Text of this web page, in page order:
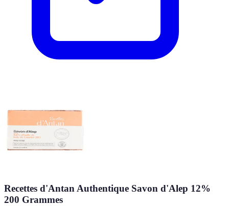
Recettes d'Antan Authentique Savon d'Alep 12%
200 Grammes